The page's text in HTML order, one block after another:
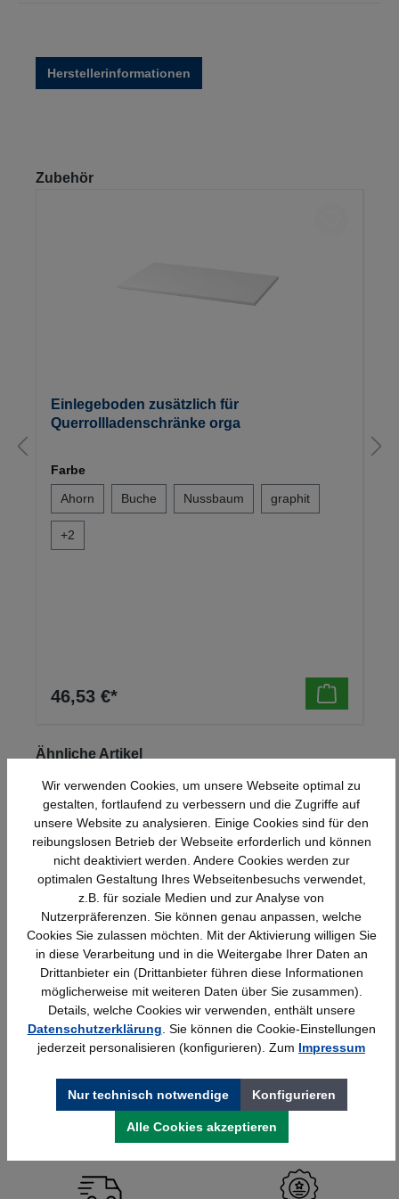
Herstellerinformationen
Produktgalerie überspringen
Zubehör
Einlegeboden zusätzlich für
Querrollladenschränke orga
Farbe
Ahorn
Buche Nussbaum graphit
+2
46,53 €*
Produktgalerie überspringen
Ähnliche Artikel
Schrankregal, 3 Ordnerhöhen,
800x330x1144mm Serie Basic H
Wir verwenden Cookies, um unsere Webseite optimal zu
gestalten, fortlaufend zu verbessern und die Zugriffe auf
unsere Website zu analysieren. Einige Cookies sind für den
reibungslosen Betrieb der Webseite erforderlich und können
nicht deaktiviert werden. Andere Cookies werden zur
optimalen Gestaltung Ihres Webseitenbesuchs verwendet,
z.B. für soziale Medien und zur Analyse von
Nutzerpräferenzen. Sie können genau anpassen, welche
Cookies Sie zulassen möchten. Mit der Aktivierung willigen Sie
in diese Verarbeitung und in die Weitergabe Ihrer Daten an
Drittanbieter ein (Drittanbieter führen diese Informationen
möglicherweise mit weiteren Daten über Sie zusammen).
Details, welche Cookies wir verwenden, enthält unsere
Datenschutzerklärung . Sie können die Cookie-Einstellungen
jederzeit personalisieren (konfigurieren). Zum Impressum
Nur technisch notwendige Konfigurieren
Alle Cookies akzeptieren